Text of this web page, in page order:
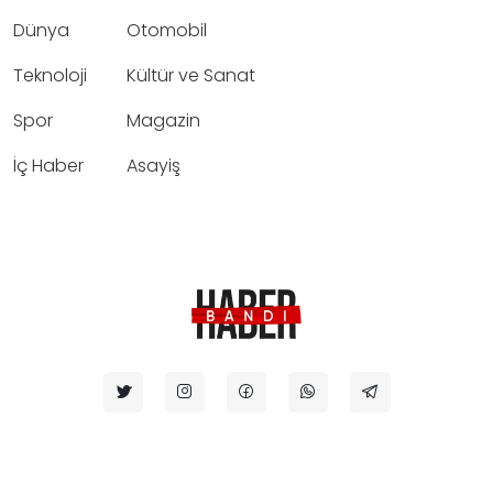
Dünya
Teknoloji
Spor
İç Haber
Otomobil
Kültür ve Sanat
Magazin
Asayiş